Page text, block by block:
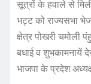
सूत्रों के हवाले से
भट्ट को राज्यसभा
क्षेत्र पोखरी चमोली
बधाई व शुभकामनायें
भाजपा के प्रदेश